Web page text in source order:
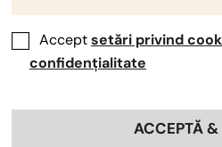
Acceptsetări privind
confidențialitate
ACCEPTĂ &